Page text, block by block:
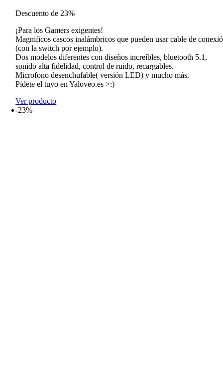
original
51,99€.
actual
39,99€.
Descuento de 23%
¡Para los Gamers exigentes!
Magnificos cascos inalámbricos que pueden usar cable de
(con la switch por ejemplo).
Dos modelos diferentes con diseños increíbles, bluetooth 5.1,
sonido alta fidelidad, control de ruido, recargables.
Microfono desenchufable( versión LED) y mucho más.
Pídete el tuyo en Yaloveo.es >:)
Ver producto
-23%